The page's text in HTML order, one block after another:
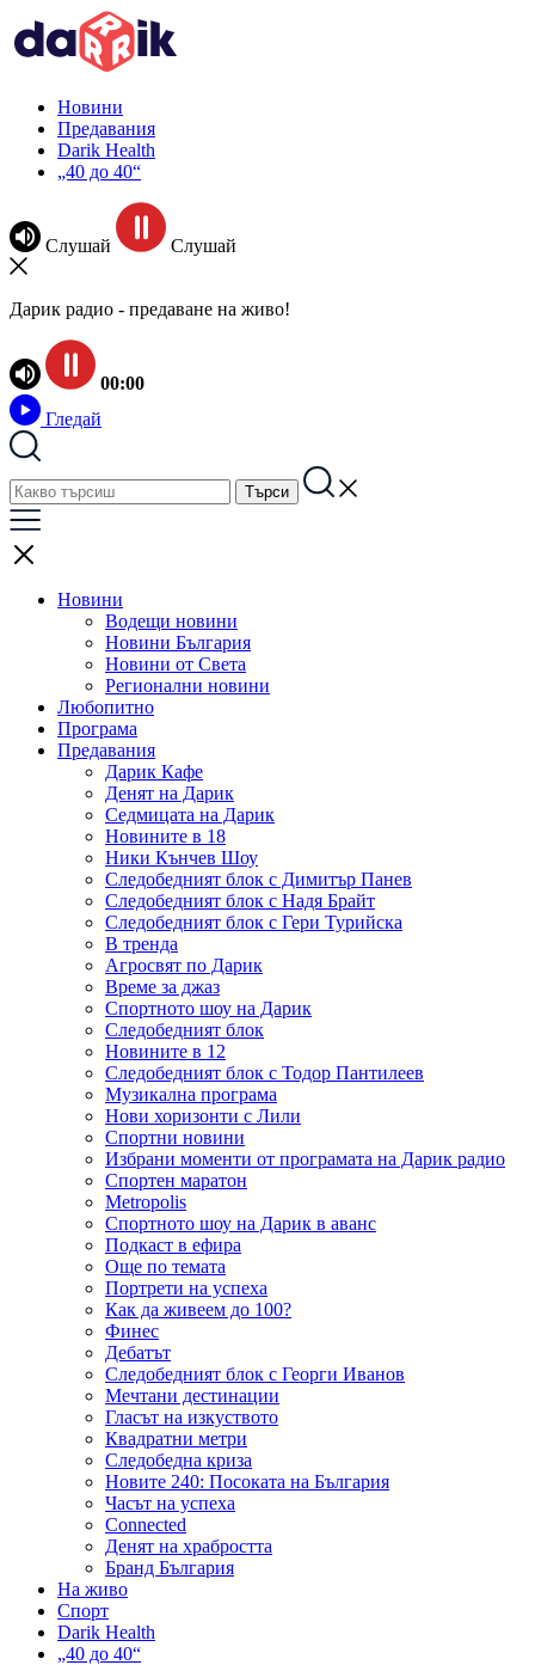
Новини
Предавания
Darik Health
„40 до 40“
Слушай Слушай
Дарик радио - предаване на живо!
00:00
Гледай
Новини
Водещи новини
Новини България
Новини от Света
Регионални новини
Любопитно
Програма
Предавания
Дарик Кафе
Денят на Дарик
Седмицата на Дарик
Новините в 18
Ники Кънчев Шоу
Следобедният блок с Димитър Панев
Следобедният блок с Надя Брайт
Следобедният блок с Гери Турийска
В тренда
Агросвят по Дарик
Време за джаз
Спортното шоу на Дарик
Следобедният блок
Новините в 12
Следобедният блок с Тодор Пантилеев
Музикална програма
Нови хоризонти с Лили
Спортни новини
Избрани моменти от програмата на Дарик радио
Спортен маратон
Metropolis
Спортното шоу на Дарик в аванс
Подкаст в ефира
Още по темата
Портрети на успеха
Как да живеем до 100?
Финес
Дебатът
Следобедният блок с Георги Иванов
Мечтани дестинации
Гласът на изкуството
Квадратни метри
Следобедна криза
Новите 240: Посоката на България
Часът на успеха
Connected
Денят на храбростта
Бранд България
На живо
Спорт
Darik Health
„40 до 40“